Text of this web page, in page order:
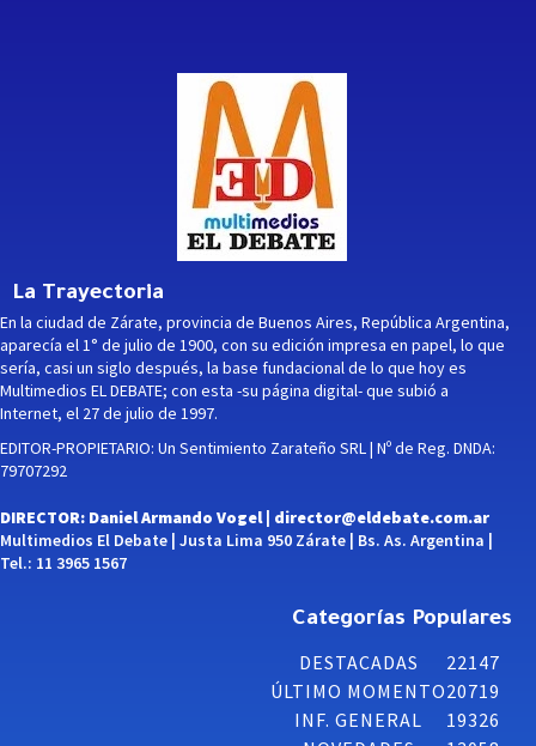
La Trayectoria
En la ciudad de Zárate, provincia de Buenos Aires, República Argentina,
aparecía el 1° de julio de 1900, con su edición impresa en papel, lo que
sería, casi un siglo después, la base fundacional de lo que hoy es
Multimedios EL DEBATE; con esta -su página digital- que subió a
Internet, el 27 de julio de 1997.
EDITOR-PROPIETARIO: Un Sentimiento Zarateño SRL | Nº de Reg. DNDA:
79707292
DIRECTOR: Daniel Armando Vogel | director@eldebate.com.ar
Multimedios El Debate | Justa Lima 950 Zárate | Bs. As. Argentina |
Tel.: 11 3965 1567
Categorías Populares
DESTACADAS
22147
ÚLTIMO MOMENTO20719
INF. GENERAL
19326